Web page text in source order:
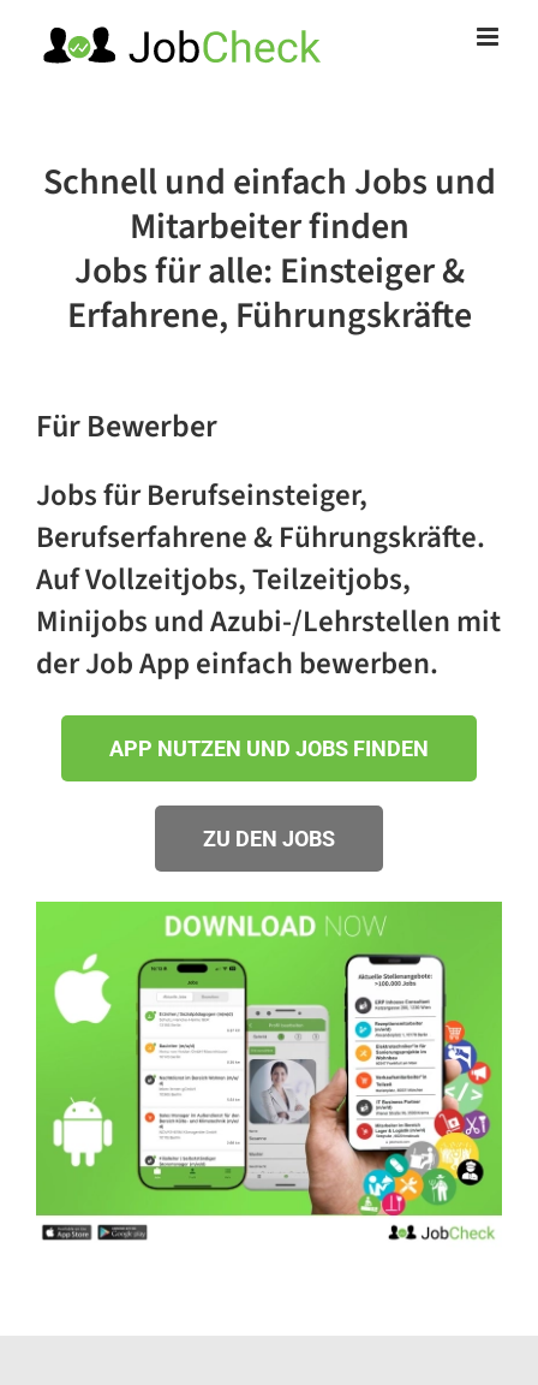
springen
Schnell und einfach Jobs und
Mitarbeiter finden
Jobs für alle: Einsteiger &
Erfahrene, Führungskräfte
Für Bewerber
Jobs für Berufseinsteiger,
Berufserfahrene & Führungskräfte.
Auf Vollzeitjobs, Teilzeitjobs,
Minijobs und Azubi-/Lehrstellen mit
der Job App einfach bewerben.
APP NUTZEN UND JOBS FINDEN
ZU DEN JOBS